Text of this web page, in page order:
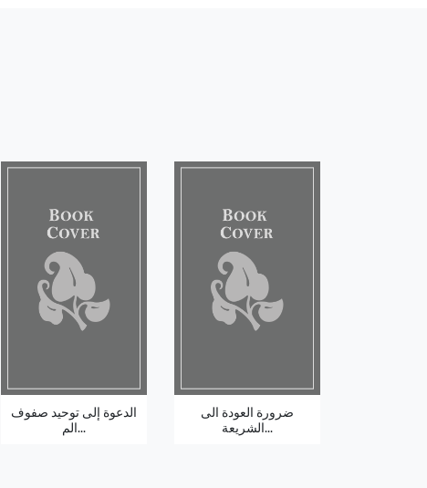
الدعوة إلى توحيد صفوف
الم...
ضرورة العودة الى
الشريعة...